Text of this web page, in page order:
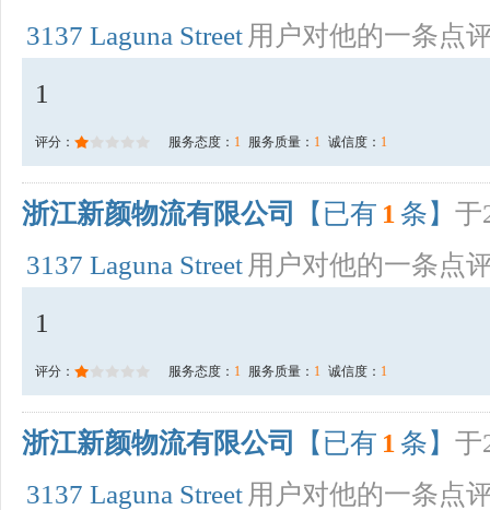
3137 Laguna Street 用户对他的一条点
1
评分： 服务态度： 1 服务质量： 1 诚信度： 1
浙江新颜物流有限公司 【已有 1 条】 于
3137 Laguna Street 用户对他的一条点
1
评分： 服务态度： 1 服务质量： 1 诚信度： 1
浙江新颜物流有限公司 【已有 1 条】 于
3137 Laguna Street 用户对他的一条点